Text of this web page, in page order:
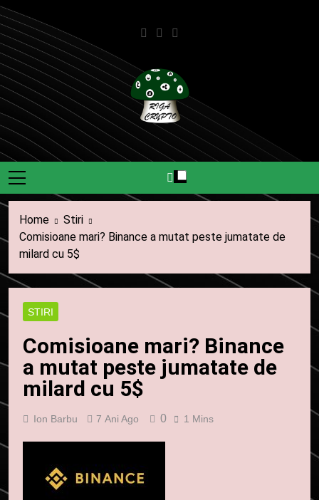
Skip
to
content
Riga Crypto
Știri Și Informații Despre
Criptomonede.
Home
Stiri
Comisioane mari? Binance a mutat peste jumatate de
milard cu 5$
STIRI
Comisioane mari? Binance
a mutat peste jumatate de
milard cu 5$
Ion Barbu 7 Ani Ago 0 1 Mins